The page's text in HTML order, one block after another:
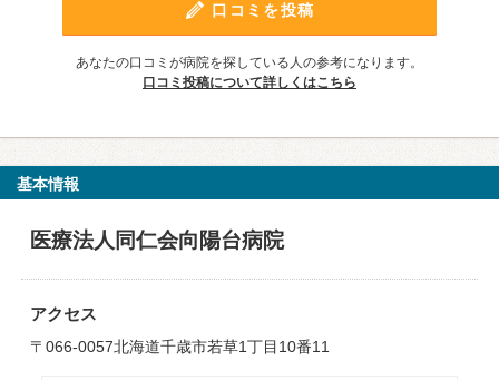
口コミを投稿
あなたの口コミが病院を探している人の参考になります。
口コミ投稿について詳しくはこちら
基本情報
医療法人同仁会向陽台病院
アクセス
〒066-0057北海道千歳市若草1丁目10番11